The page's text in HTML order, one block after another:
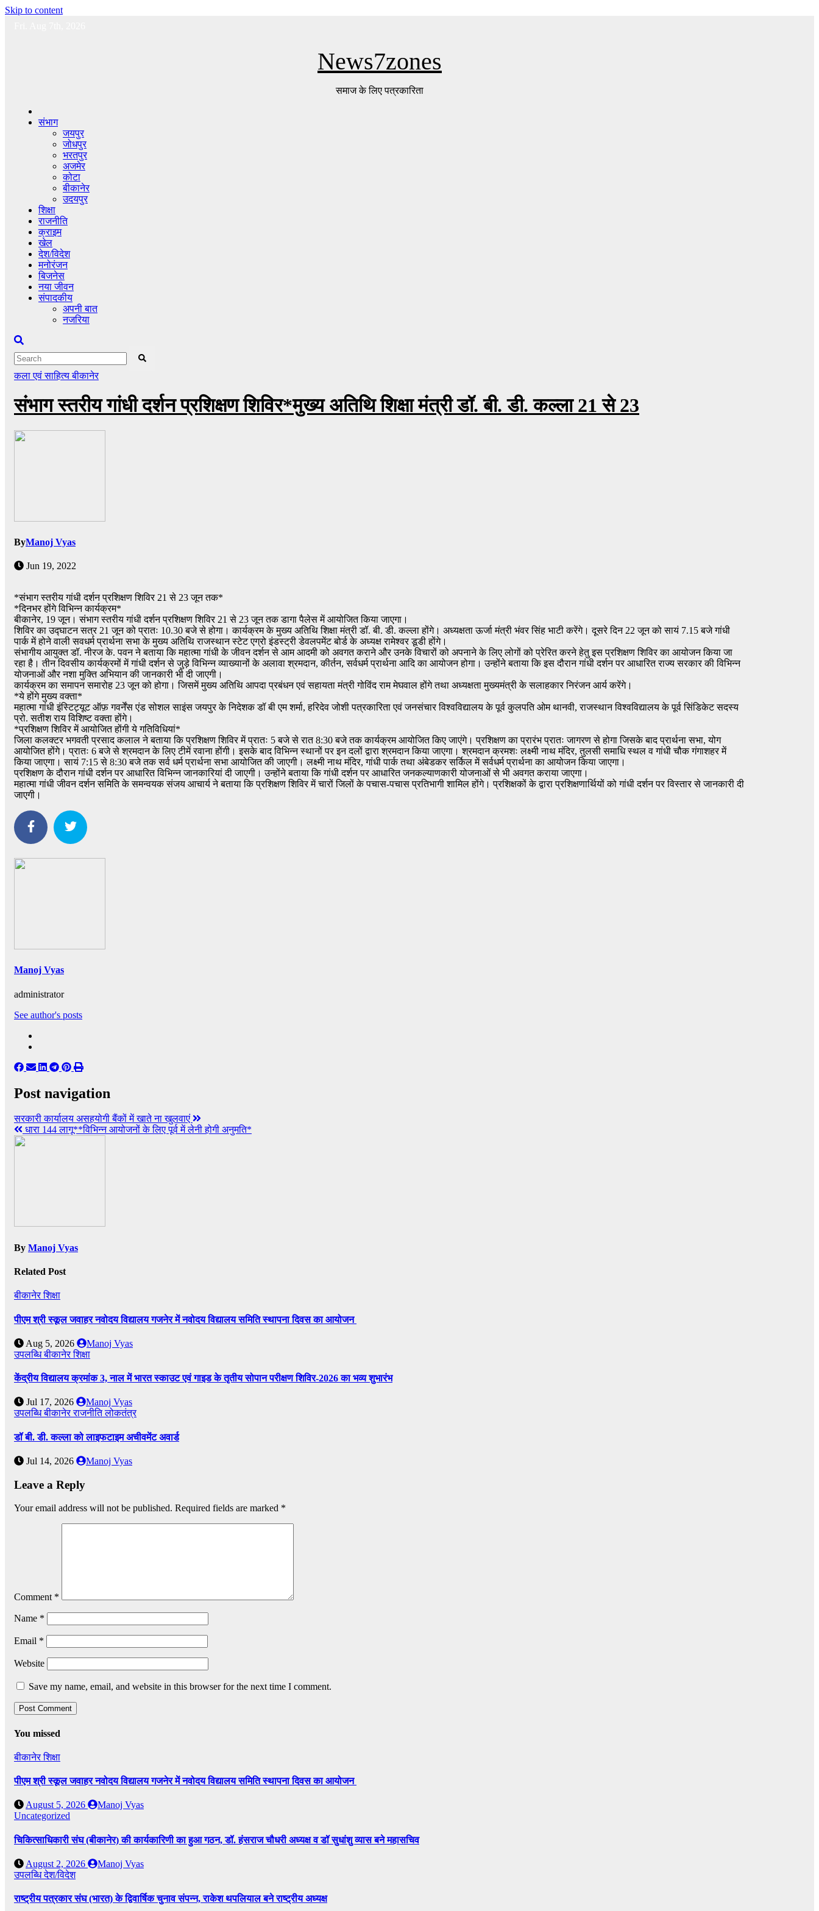
Skip to content
News7zones
समाज के लिए पत्रकारिता
संभाग
जयपुर
जोधपुर
भरतपुर
अजमेर
कोटा
बीकानेर
उदयपुर
शिक्षा
राजनीति
क्राइम
खेल
देश/विदेश
मनोरंजन
बिजनेस
नया जीवन
संपादकीय
अपनी बात
नजरिया
कला एवं साहित्यबीकानेर
संभाग स्तरीय गांधी दर्शन प्रशिक्षण शिविर*मुख्य अतिथि शिक्षा मंत्री डॉ. बी. डी. कल्ला 21 से 23
ByManoj Vyas
Jun 19, 2022
*संभाग स्तरीय गांधी दर्शन प्रशिक्षण शिविर 21 से 23 जून तक*
*दिनभर होंगे विभिन्न कार्यक्रम*
बीकानेर, 19 जून। संभाग स्तरीय गांधी दर्शन प्रशिक्षण शिविर 21 से 23 जून तक डागा पैलेस में आयोजित किया जाएगा।
शिविर का उद्घाटन सत्र 21 जून को प्रातः 10.30 बजे से होगा। कार्यक्रम के मुख्य अतिथि शिक्षा मंत्री डॉ. बी. डी. कल्ला होंगे। अध्यक्षता ऊर्जा मंत्री भंवर सिंह भाटी करेंगे। दूसरे दिन 22 जून को सायं 7.15 बजे गांधी
पार्क में होने वाली सवधर्म प्रार्थना सभा के मुख्य अतिथि राजस्थान स्टेट एग्रो इंडस्ट्री डेवलपमेंट बोर्ड के अध्यक्ष रामेश्वर डूडी होंगे।
संभागीय आयुक्त डॉ. नीरज के. पवन ने बताया कि महात्मा गांधी के जीवन दर्शन से आम आदमी को अवगत कराने और उनके विचारों को अपनाने के लिए लोगों को प्रेरित करने हेतु इस प्रशिक्षण शिविर का आयोजन किया जा
रहा है। तीन दिवसीय कार्यक्रमों में गांधी दर्शन से जुड़े विभिन्न व्याख्यानों के अलावा श्रमदान, कीर्तन, सर्वधर्म प्रार्थना आदि का आयोजन होगा। उन्होंने बताया कि इस दौरान गांधी दर्शन पर आधारित राज्य सरकार की विभिन्न
योजनाओं और नशा मुक्ति अभियान की जानकारी भी दी जाएगी।
कार्यक्रम का समापन समारोह 23 जून को होगा। जिसमें मुख्य अतिथि आपदा प्रबंधन एवं सहायता मंत्री गोविंद राम मेघवाल होंगे तथा अध्यक्षता मुख्यमंत्री के सलाहकार निरंजन आर्य करेंगे।
*ये होंगे मुख्य वक्ता*
महात्मा गांधी इंस्टिट्यूट ऑफ़ गवर्नेंस एंड सोशल साइंस जयपुर के निदेशक डॉ बी एम शर्मा, हरिदेव जोशी पत्रकारिता एवं जनसंचार विश्वविद्यालय के पूर्व कुलपति ओम थानवी, राजस्थान विश्वविद्यालय के पूर्व सिंडिकेट सदस्य
प्रो. सतीश राय विशिष्ट वक्ता होंगे।
*प्रशिक्षण शिविर में आयोजित होंगी ये गतिविधियां*
जिला कलक्टर भगवती प्रसाद कलाल ने बताया कि प्रशिक्षण शिविर में प्रातः 5 बजे से रात 8:30 बजे तक कार्यक्रम आयोजित किए जाएंगे। प्रशिक्षण का प्रारंभ प्रातः जागरण से होगा जिसके बाद प्रार्थना सभा, योग
आयोजित होंगे। प्रातः 6 बजे से श्रमदान के लिए टीमें रवाना होंगी। इसके बाद विभिन्न स्थानों पर इन दलों द्वारा श्रमदान किया जाएगा। श्रमदान क्रमशः लक्ष्मी नाथ मंदिर, तुलसी समाधि स्थल व गांधी चौक गंगाशहर में
किया जाएगा। सायं 7:15 से 8:30 बजे तक सर्व धर्म प्रार्थना सभा आयोजित की जाएगी। लक्ष्मी नाथ मंदिर, गांधी पार्क तथा अंबेडकर सर्किल में सर्वधर्म प्रार्थना का आयोजन किया जाएगा।
प्रशिक्षण के दौरान गांधी दर्शन पर आधारित विभिन्न जानकारियां दी जाएगी। उन्होंने बताया कि गांधी दर्शन पर आधारित जनकल्याणकारी योजनाओं से भी अवगत कराया जाएगा।
महात्मा गांधी जीवन दर्शन समिति के समन्वयक संजय आचार्य ने बताया कि प्रशिक्षण शिविर में चारों जिलों के पचास-पचास प्रतिभागी शामिल होंगे। प्रशिक्षकों के द्वारा प्रशिक्षणार्थियों को गांधी दर्शन पर विस्तार से जानकारी दी
जाएगी।
Manoj Vyas
administrator
See author's posts
Post navigation
सरकारी कार्यालय असहयोगी बैंकों में खाते ना खुलवाएं
धारा 144 लागू**विभिन्न आयोजनों के लिए पूर्व में लेनी होगी अनुमति*
By Manoj Vyas
Related Post
बीकानेरशिक्षा
पीएम श्री स्कूल जवाहर नवोदय विद्यालय गजनेर में नवोदय विद्यालय समिति स्थापना दिवस का आयोजन
Aug 5, 2026
Manoj Vyas
उपलब्धिबीकानेरशिक्षा
केंद्रीय विद्यालय क्रमांक 3, नाल में भारत स्काउट एवं गाइड के तृतीय सोपान परीक्षण शिविर-2026 का भव्य शुभारंभ
Jul 17, 2026
Manoj Vyas
उपलब्धिबीकानेरराजनीतिलोकतंत्र
डॉ बी. डी. कल्ला को लाइफटाइम अचीवमेंट अवार्ड
Jul 14, 2026 Manoj Vyas
Leave a Reply
Your email address will not be published. Required fields are marked *
Comment *
Name *
Email *
Website
Save my name, email, and website in this browser for the next time I comment.
You missed
बीकानेरशिक्षा
पीएम श्री स्कूल जवाहर नवोदय विद्यालय गजनेर में नवोदय विद्यालय समिति स्थापना दिवस का आयोजन
August 5, 2026
Manoj Vyas
Uncategorized
चिकित्साधिकारी संघ (बीकानेर) की कार्यकारिणी का हुआ गठन, डॉ. हंसराज चौधरी अध्यक्ष व डॉ सुधांशु व्यास बने महासचिव
August 2, 2026
Manoj Vyas
उपलब्धिदेश/विदेश
राष्ट्रीय पत्रकार संघ (भारत) के द्विवार्षिक चुनाव संपन्न, राकेश थपलियाल बने राष्ट्रीय अध्यक्ष